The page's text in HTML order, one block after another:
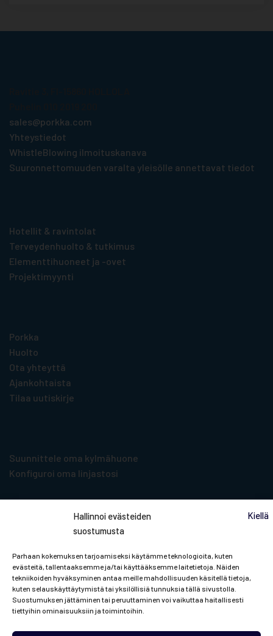
Hallinnoi evästeiden
suostumusta
Parhaan kokemuksen tarjoamiseksi käytämme teknologioita, kuten
evästeitä, tallentaaksemme ja/tai käyttääksemme laitetietoja. Näiden
tekniikoiden hyväksyminen antaa meille mahdollisuuden käsitellä tietoja,
kuten selauskäyttäytymistä tai yksilöllisiä tunnuksia tällä sivustolla.
Suostumuksen jättäminen tai peruuttaminen voi vaikuttaa haitallisesti
tiettyihin ominaisuuksiin ja toimintoihin.
Kiellä
sales@porkka.com
Yhteystiedot
WhistleBlowing ilmoituskanava
Suuronnettomuuden varalta yleisölle annettavat tiedot
Hotellit & ravintolat
Terveydenhuolto & tutkimus
Elementti­huoneet ja -ovet
Projektimyynti
Porkka
Huolto
Ota yhteyttä
Ajankohtaista
Tilaa uutiskirje
Suunnittele oma kylmähuone
Konfiguroi oma linjastosi
Tilaa uutiskirje
Pysyt mukana Porkan ja ammattikylmän
viileimmistä uutisista!